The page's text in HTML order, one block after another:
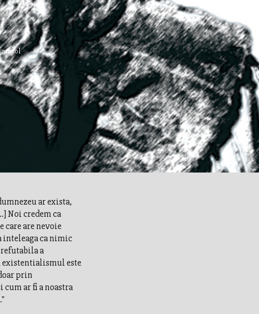
articol
ar exista,
Noi credem ca
care are nevoie
inteleaga ca nimic
a
existentialismul este
prin
ar fi a noastra